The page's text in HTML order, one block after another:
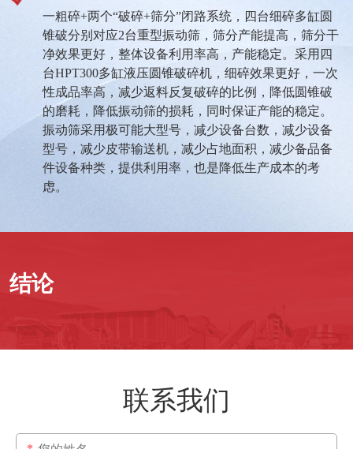
一粗碎+两个“破碎+筛分”闭路系统，四台细碎多缸圆
锥破分别对应2台重型振动筛，筛分产能提高，筛分干
净效果更好，整体设备利用率高，产能稳定。采用四
台HPT300多缸液压圆锥破碎机，细碎效果更好，一次
性成品率高，减少返料反复破碎的比例，降低圆锥破
的磨耗，降低振动筛的损耗，同时保证产能的稳定。
振动筛采用极可能大型号，减少设备台数，减少设备
型号，减少皮带输送机，减少占地面积，减少备品备
件设备种类，提供利用率，也是降低生产成本的考
虑。
结论
联系我们